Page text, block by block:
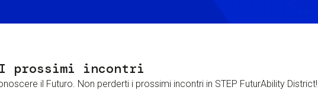
I prossimi incontri
il Futuro. Non perderti i prossimi incontri in STEP FuturAbility District!